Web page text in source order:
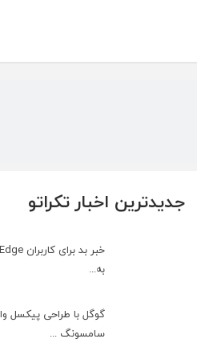
جدیدترین اخبار تکراتو
به‌...
سامسونگ ...